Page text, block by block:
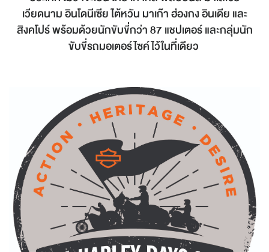
เวียดนาม อินโดนีเซีย ไต้หวัน มาเก๊า ฮ่องกง อินเดีย และ
สิงคโปร์ พร้อมด้วยนักขับขี่กว่า 87 แชปเตอร์ และกลุ่มนัก
ขับขี่รถมอเตอร์ไซค์ไว้ในที่เดียว